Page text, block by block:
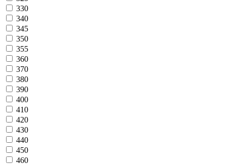
330
340
345
350
355
360
370
380
390
400
410
420
430
440
450
460